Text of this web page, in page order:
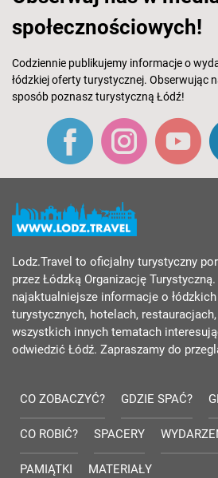
społecznościowych!
Codziennie publikujemy informacje o
łódzkiej oferty turystycznej. Obserwując
sposób poznasz turystyczną Łódź!
Lodz.Travel to oficjalny turystyczny
przez Łódzką Organizację
najaktualniejsze informacje o
turystycznych, hotelach,
wszystkich innych tematach
odwiedzić Łódź. Zapraszamy do
CO ZOBACZYĆ? GDZIE SPAĆ?
CO ROBIĆ? SPACERY
PAMIĄTKI MATERIAŁY